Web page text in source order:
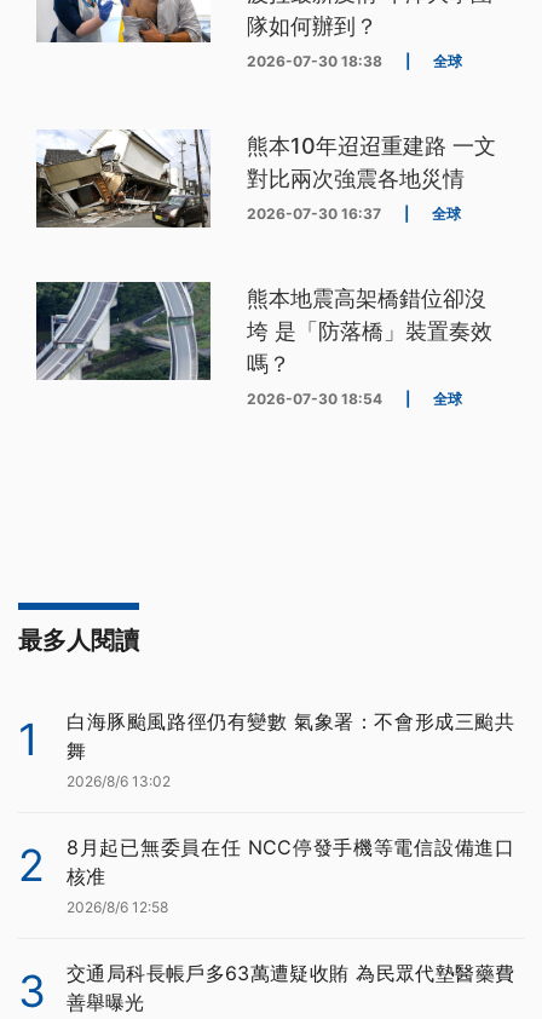
隊如何辦到？
2026-07-30 18:38 全球
熊本10年迢迢重建路 一文
對比兩次強震各地災情
2026-07-30 16:37 全球
熊本地震高架橋錯位卻沒
垮 是「防落橋」裝置奏效
嗎？
2026-07-30 18:54 全球
最多人閱讀
1
白海豚颱風路徑仍有變數 氣象署：不會形成三颱共
舞
2026/8/6 13:02
2
8月起已無委員在任 NCC停發手機等電信設備進口
核准
2026/8/6 12:58
3
交通局科長帳戶多63萬遭疑收賄 為民眾代墊醫藥費
善舉曝光